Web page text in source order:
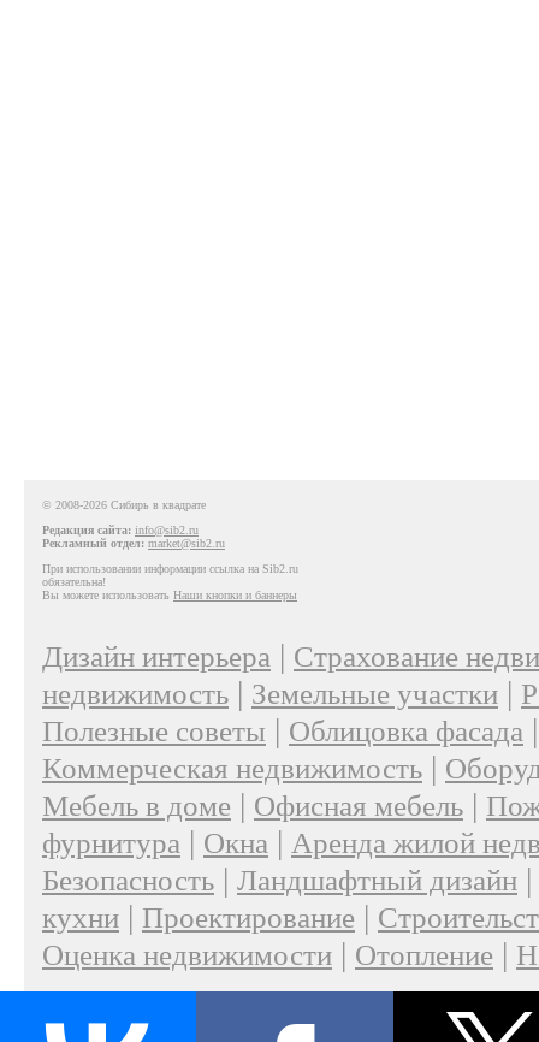
© 2008-2026 Сибирь в квадрате
Редакция сайта: info@sib2.ru
Рекламный отдел: market@sib2.ru
При использовании информации ссылка на Sib2.ru
обязательна!
Вы можете использовать Наши кнопки и баннеры
Дизайн интерьера | Страхование
недвижимость | Земельные участки |
Полезные советы | Облицовка фасада
Коммерческая недвижимость |
Мебель в доме | Офисная мебель |
фурнитура | Окна | Аренда жилой
Безопасность | Ландшафтный дизайн |
кухни | Проектирование |
Оценка недвижимости | Отопление |
О проекте|